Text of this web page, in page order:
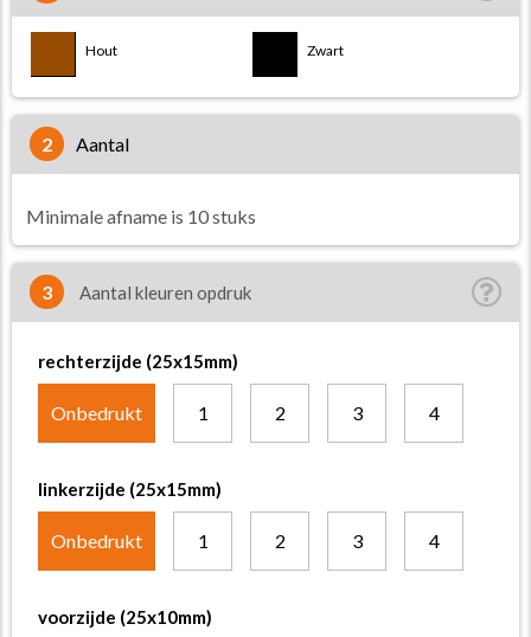
Hout Zwart
2 aantal
Minimale afname is 10 stuks
3 Aantal kleuren opdruk
rechterzijde (25x15mm)
Onbedrukt 1 2 3 4
linkerzijde (25x15mm)
Onbedrukt 1 2 3 4
voorzijde (25x10mm)